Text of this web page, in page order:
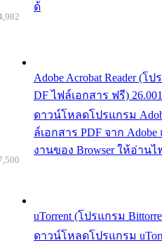
ด้
Adobe Acrobat Reader (
DF ไฟล์เอกสาร ฟรี) 26.001
ดาวน์โหลดโปรแกรม
ล์เอกสาร PDF จาก
งานของ Browser ให้อ่านไ
uTorrent (โปรแกรม
ดาวน์โหลดโปรแกรม